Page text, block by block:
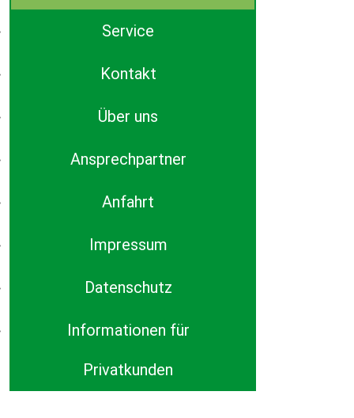
Service
Kontakt
Über uns
Ansprechpartner
Anfahrt
Impressum
Datenschutz
Informationen für
Privatkunden